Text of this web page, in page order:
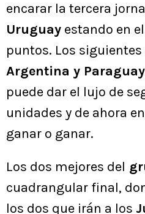
encarar la tercera
Uruguay estando en
puntos. Los
Argentina y Paraguay
puede dar el lujo de
unidades y de ahora
ganar o ganar.
Los dos mejores del
cuadrangular final,
los dos que irán a los